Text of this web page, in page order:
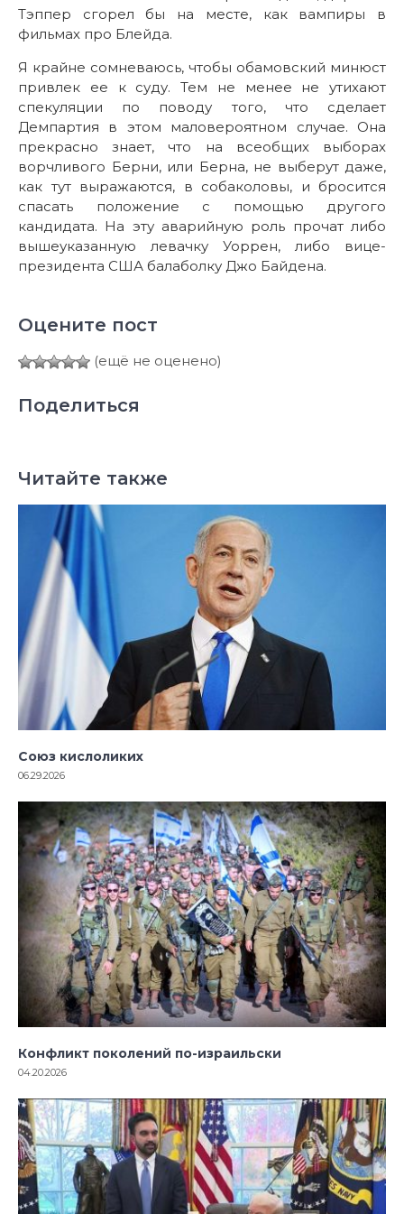
Тэппер сгорел бы на месте, как вампиры в
фильмах про Блейда.
Я крайне сомневаюсь, чтобы обамовский минюст
привлек ее к суду. Тем не менее не утихают
спекуляции по поводу того, что сделает
Демпартия в этом маловероятном случае. Она
прекрасно знает, что на всеобщих выборах
ворчливого Берни, или Берна, не выберут даже,
как тут выражаются, в собаколовы, и бросится
спасать положение с помощью другого
кандидата. На эту аварийную роль прочат либо
вышеуказанную левачку Уоррен, либо вице-
президента США балаболку Джо Байдена.
Оцените пост
(ещё не оценено)
Поделиться
Читайте также
Союз кислоликих
06.29.2026
Конфликт поколений по-израильски
04.20.2026